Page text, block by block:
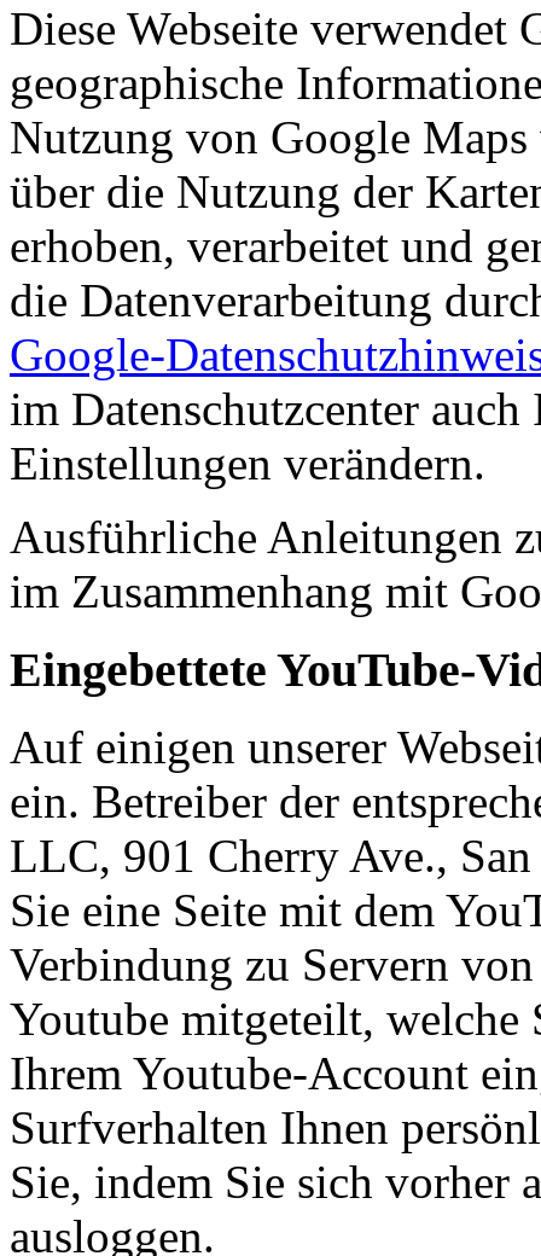
Diese Webseite verwendet
geographische
Nutzung von Google
über die Nutzung der
erhoben, verarbeitet und
die Datenverarbeitung
Google-
im Datenschutzcenter
Einstellungen verändern.
Ausführliche Anleitungen
im Zusammenhang mit
Eingebettete YouTube-
Auf einigen unserer
ein. Betreiber der
LLC, 901 Cherry Ave.,
Sie eine Seite mit dem
Verbindung zu Servern
Youtube mitgeteilt, welche
Ihrem Youtube-Account
Surfverhalten Ihnen
Sie, indem Sie sich vorher
ausloggen.